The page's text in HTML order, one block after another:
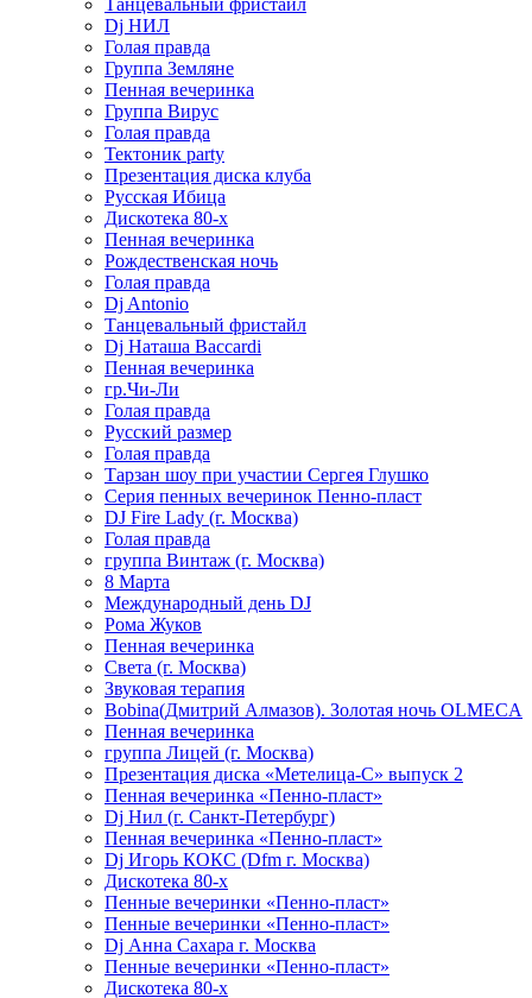
Танцевальный фристайл
Dj НИЛ
Голая правда
Группа Земляне
Пенная вечеринка
Группа Вирус
Голая правда
Тектоник party
Презентация диска клуба
Русская Ибица
Дискотека 80-х
Пенная вечеринка
Рождественская ночь
Голая правда
Dj Antonio
Танцевальный фристайл
Dj Наташа Baccardi
Пенная вечеринка
гр.Чи-Ли
Голая правда
Русский размер
Голая правда
Тарзан шоу при участии Сергея Глушко
Серия пенных вечеринок Пенно-пласт
DJ Fire Lady (г. Москва)
Голая правда
группа Винтаж (г. Москва)
8 Марта
Международный день DJ
Рома Жуков
Пенная вечеринка
Света (г. Москва)
Звуковая терапия
Bobina(Дмитрий Алмазов). Золотая ночь OLMECA
Пенная вечеринка
группа Лицей (г. Москва)
Презентация диска «Метелица-С» выпуск 2
Пенная вечеринка «Пенно-пласт»
Dj Нил (г. Санкт-Петербург)
Пенная вечеринка «Пенно-пласт»
Dj Игорь КОКС (Dfm г. Москва)
Дискотека 80-х
Пенные вечеринки «Пенно-пласт»
Пенные вечеринки «Пенно-пласт»
Dj Анна Сахара г. Москва
Пенные вечеринки «Пенно-пласт»
Дискотека 80-х